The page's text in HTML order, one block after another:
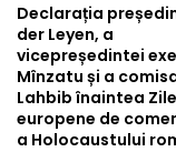
Declarația
der Leyen, a
vicepreședintei
Mînzatu și a
Lahbib înaintea
europene de
a Holocaustului